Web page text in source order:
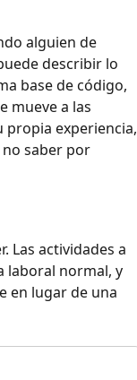
alguien de
describir lo
base de código,
mueve a las
propia experiencia,
saber por
Las actividades a
laboral normal, y
en lugar de una